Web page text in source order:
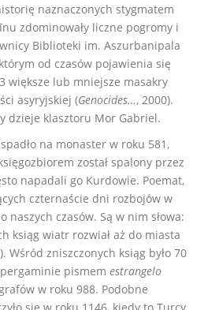
naznaczonych stygmatem
zdominowały liczne pogromy i
Biblioteki im. Aszurbanipala
od czasów pojawienia się
większe lub mniejsze masakry
asyryjskiej (Genocides…, 2000).
dzieje klasztoru Mor Gabriel.
na monaster w roku 581,
został spalony przez
napadali go Kurdowie. Poemat,
czternaście dni rozbojów w
naszych czasów. Są w nim słowa:
ksiąg wiatr rozwiał aż do miasta
Wśród zniszczonych ksiąg było 70
pismem estrangelo
w roku 988. Podobne
się w roku 1146, kiedy to Turcy